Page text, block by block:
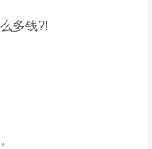
多钱?!